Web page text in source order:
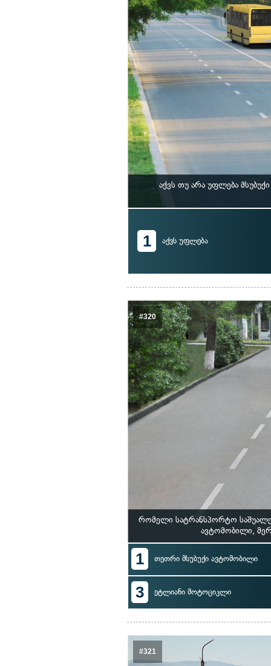
აქვს თუ არა უფლება
1 აქვს უფლება
#320
რომელი სატრანსპორტო
ავტომობილი,
1 თეთრი მსუბუქი ავტომობილი
3 ეტლიანი მოტოციკლი
#321